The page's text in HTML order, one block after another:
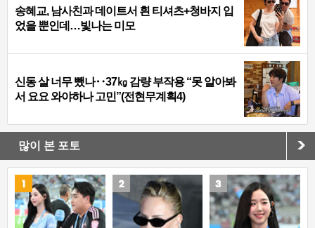
송혜교, 남사친과 데이트서 흰 티셔츠+청바지 입
었을 뿐인데…빛나는 미모
신동 살 너무 뺐나‥37㎏ 감량 부작용 “못 알아봐
서 요요 와야하나 고민”(전현무계획4)
많이 본 포토